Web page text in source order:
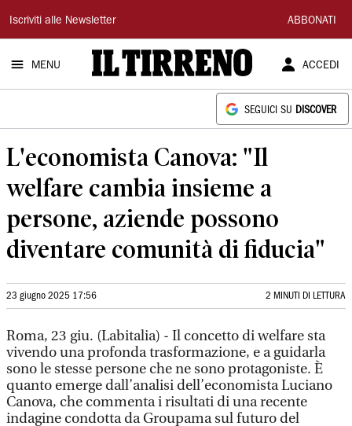
Il
Tirreno
Iscriviti alle Newsletter ABBONATI
MENU ACCEDI
SEGUICI SU DISCOVER
L'economista Canova: "Il
welfare cambia insieme a
persone, aziende possono
diventare comunità di fiducia"
23 giugno 2025 17:56 2 MINUTI DI LETTURA
Roma, 23 giu. (Labitalia) - Il concetto di welfare sta
vivendo una profonda trasformazione, e a guidarla
sono le stesse persone che ne sono protagoniste. È
quanto emerge dall’analisi dell’economista Luciano
Canova, che commenta i risultati di una recente
indagine condotta da Groupama sul futuro del